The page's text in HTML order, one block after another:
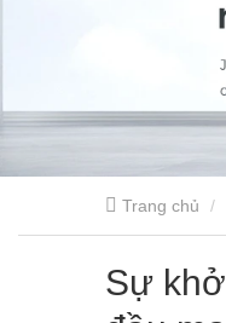
Trang chủ
Sự